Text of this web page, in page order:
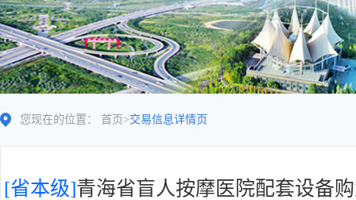
您现在的位置： 首页 >交易信息详情页
[省本级]青海省盲人按摩医院配套设备